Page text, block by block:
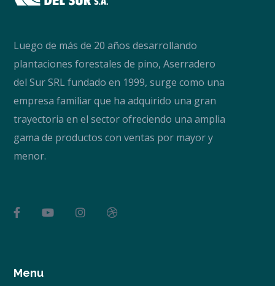
Luego de más de 20 años desarrollando
plantaciones forestales de pino, Aserradero
del Sur SRL fundado en 1999, surge como una
empresa familiar que ha adquirido una gran
trayectoria en el sector ofreciendo una amplia
gama de productos con ventas por mayor y
menor.
Menu